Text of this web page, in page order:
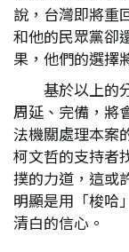
說，台灣即將重
和他的民眾黨卻
果，他們的選擇
基於以上的
周延、完備，將
法機關處理本案
柯文哲的支持者
撲的力道，這或
明顯是用「梭哈
清白的信心。